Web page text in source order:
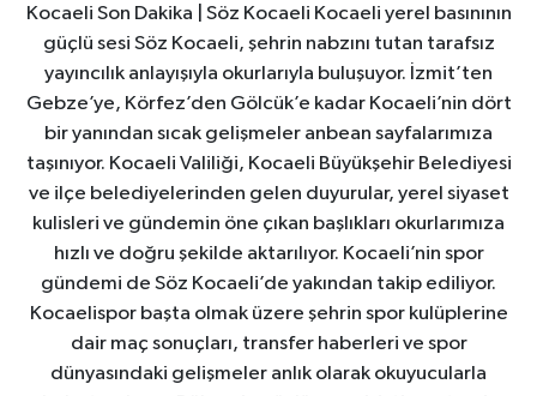
Kocaeli Son Dakika | Söz Kocaeli Kocaeli yerel basınının
güçlü sesi Söz Kocaeli, şehrin nabzını tutan tarafsız
yayıncılık anlayışıyla okurlarıyla buluşuyor. İzmit’ten
Gebze’ye, Körfez’den Gölcük’e kadar Kocaeli’nin dört
bir yanından sıcak gelişmeler anbean sayfalarımıza
taşınıyor. Kocaeli Valiliği, Kocaeli Büyükşehir Belediyesi
ve ilçe belediyelerinden gelen duyurular, yerel siyaset
kulisleri ve gündemin öne çıkan başlıkları okurlarımıza
hızlı ve doğru şekilde aktarılıyor. Kocaeli’nin spor
gündemi de Söz Kocaeli’de yakından takip ediliyor.
Kocaelispor başta olmak üzere şehrin spor kulüplerine
dair maç sonuçları, transfer haberleri ve spor
dünyasındaki gelişmeler anlık olarak okuyucularla